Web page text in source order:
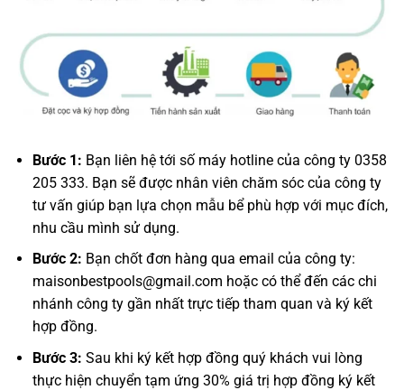
Bước 1: Bạn liên hệ tới số máy hotline của công ty 0358
205 333. Bạn sẽ được nhân viên chăm sóc của công ty
tư vấn giúp bạn lựa chọn mẫu bể phù hợp với mục đích,
nhu cầu mình sử dụng.
Bước 2: Bạn chốt đơn hàng qua email của công ty:
maisonbestpools@gmail.com hoặc có thể đến các chi
nhánh công ty gần nhất trực tiếp tham quan và ký kết
hợp đồng.
Bước 3: Sau khi ký kết hợp đồng quý khách vui lòng
thực hiện chuyển tạm ứng 30% giá trị hợp đồng ký kết